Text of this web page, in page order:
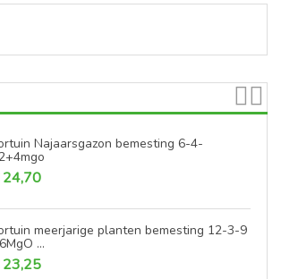
Najaarsgazon bemesting 6-4-
24,70
meerjarige planten bemesting 12-3-9
...
23,25